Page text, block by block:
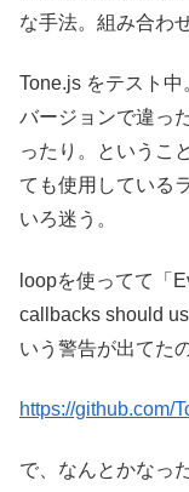
な手法。組み合わ
Tone.js をテスト
バージョンで違っ
ったり。というこ
ても使用している
いろ迷う。
loopを使ってて「
callbacks should
いう警告が出てた
https://github.com/
で、なんとかなっ